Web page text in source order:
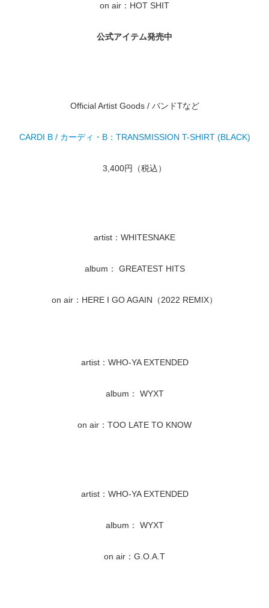
on air：HOT SHIT
公式アイテム発売中
Official Artist Goods / バンドTなど
CARDI B / カーディ・B：TRANSMISSION T-SHIRT (BLACK)
3,400円（税込）
artist：WHITESNAKE
album： GREATEST HITS
on air：HERE I GO AGAIN（2022 REMIX）
artist：WHO-YA EXTENDED
album： WYXT
on air：TOO LATE TO KNOW
artist：WHO-YA EXTENDED
album： WYXT
on air：G.O.A.T